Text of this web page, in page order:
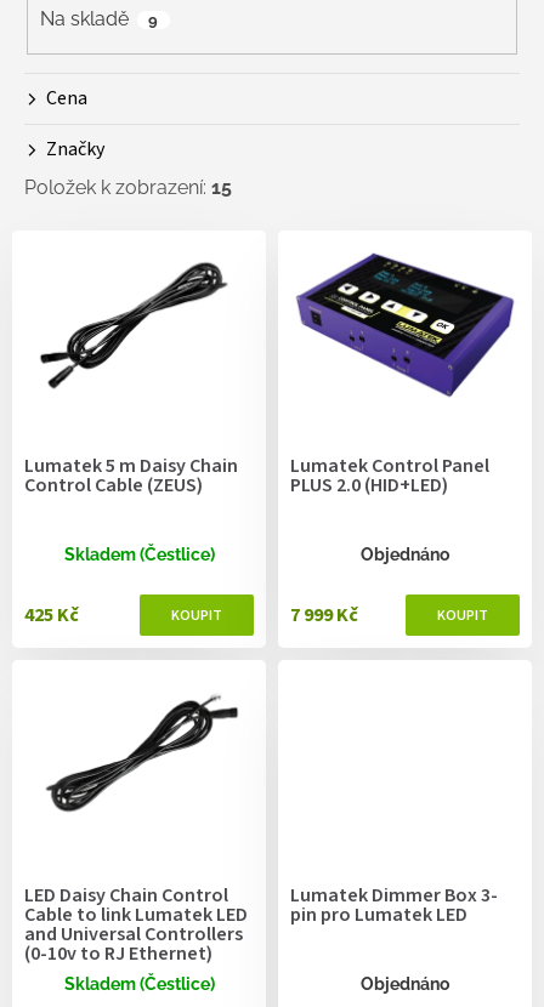
Na skladě 9
Cena
Značky
Položek k zobrazení: 15
Lumatek 5 m Daisy Chain
Control Cable (ZEUS)
Skladem (Čestlice)
425 Kč
Lumatek Control Panel
PLUS 2.0 (HID+LED)
Objednáno
7 999 Kč
LED Daisy Chain Control
Cable to link Lumatek LED
and Universal Controllers
(0-10v to RJ Ethernet)
Skladem (Čestlice)
Lumatek Dimmer Box 3-
pin pro Lumatek LED
Objednáno